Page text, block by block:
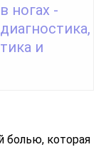
ногах -
и
болью, которая